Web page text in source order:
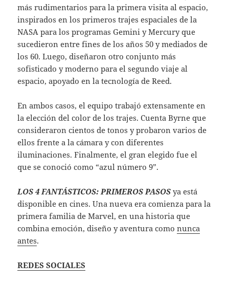
más rudimentarios para la primera visita al espacio,
inspirados en los primeros trajes espaciales de la
NASA para los programas Gemini y Mercury que
sucedieron entre fines de los años 50 y mediados de
los 60. Luego, diseñaron otro conjunto más
sofisticado y moderno para el segundo viaje al
espacio, apoyado en la tecnología de Reed.
En ambos casos, el equipo trabajó extensamente en
la elección del color de los trajes. Cuenta Byrne que
consideraron cientos de tonos y probaron varios de
ellos frente a la cámara y con diferentes
iluminaciones. Finalmente, el gran elegido fue el
que se conoció como “azul número 9”.
LOS 4 FANTÁSTICOS: PRIMEROS PASOSya está
disponible en cines. Una nueva era comienza para la
primera familia de Marvel, en una historia que
combina emoción, diseño y aventura comonunca
antes.
REDES SOCIALES